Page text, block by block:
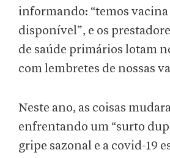
informando: “temos
disponível”, e os
de saúde primários lotam
com lembretes de nossas
Neste ano, as coisas
enfrentando um “surto
gripe sazonal e a covid-19